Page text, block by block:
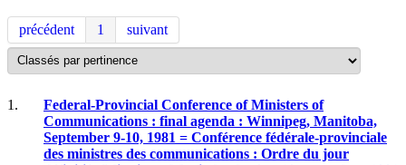
précédent 1 suivant
1.
Federal-Provincial Conference of Ministers of
Communications : final agenda : Winnipeg, Manitoba,
September 9-10, 1981 = Conférence fédérale-provinciale
des ministres des communications : Ordre du jour